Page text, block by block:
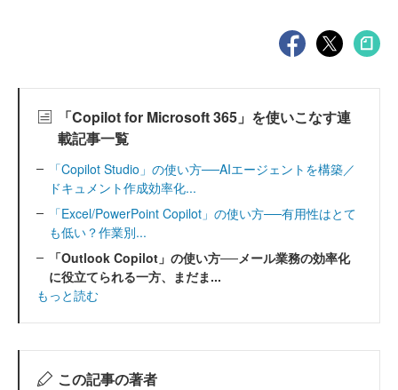
「Copilot for Microsoft 365」を使いこなす連
載記事一覧
「Copilot Studio」の使い方──AIエージェントを構築／
ドキュメント作成効率化...
「Excel/PowerPoint Copilot」の使い方──有用性はとて
も低い？作業別...
「Outlook Copilot」の使い方──メール業務の効率化
に役立てられる一方、まだま...
もっと読む
この記事の著者